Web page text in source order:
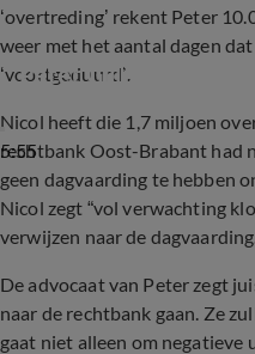
‘overtreding’ rekent Peter
weer met het aantal dagen
‘voortgeduurd’.
5:55
Peter Gillis eist 1,7
Nicol heeft die 1,7 miljoen
rechtbank Oost-Brabant had
geen dagvaarding te hebben
Nicol zegt “vol verwachting
verwijzen naar de
De advocaat van Peter zegt
naar de rechtbank gaan. Ze
gaat niet alleen om